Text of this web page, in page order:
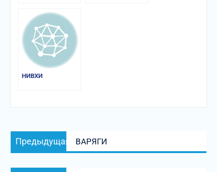
НИВХИ
Навигация
по
Предыдущая
запись:
ВАРЯГИ